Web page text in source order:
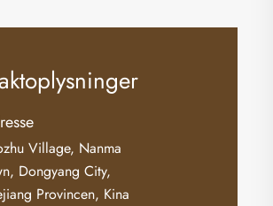
Village, Nanma
Dongyang City,
Provincen, Kina